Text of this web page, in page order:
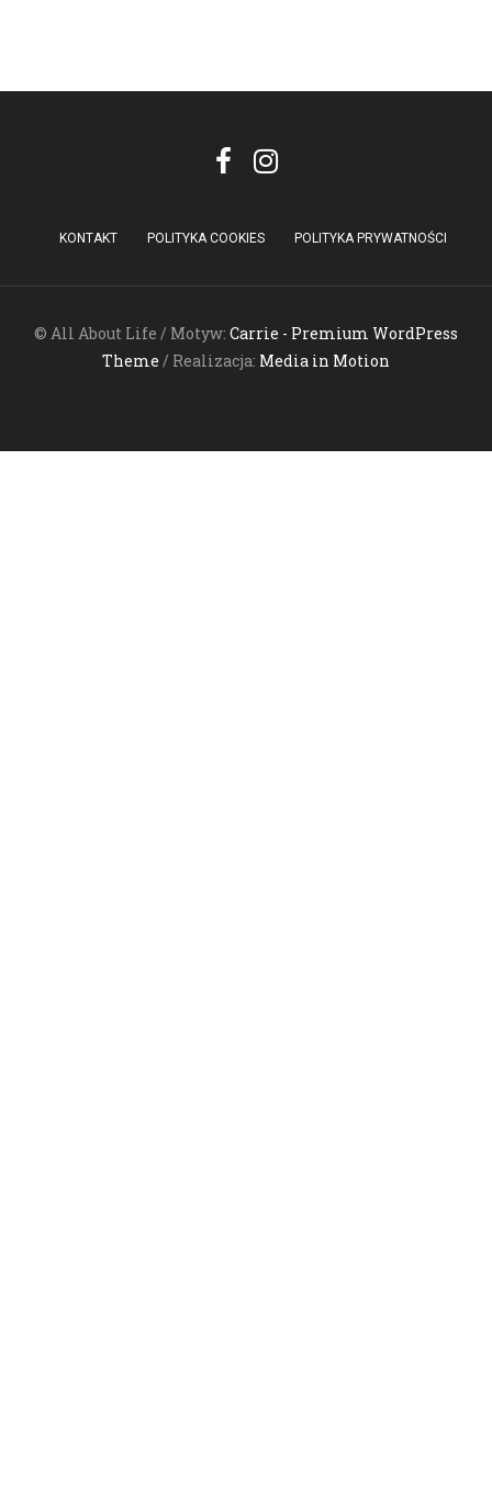
KONTAKT POLITYKA COOKIES POLITYKA PRYWATNOŚCI
© All About Life / Motyw: Carrie - Premium WordPress
Theme / Realizacja: Media in Motion